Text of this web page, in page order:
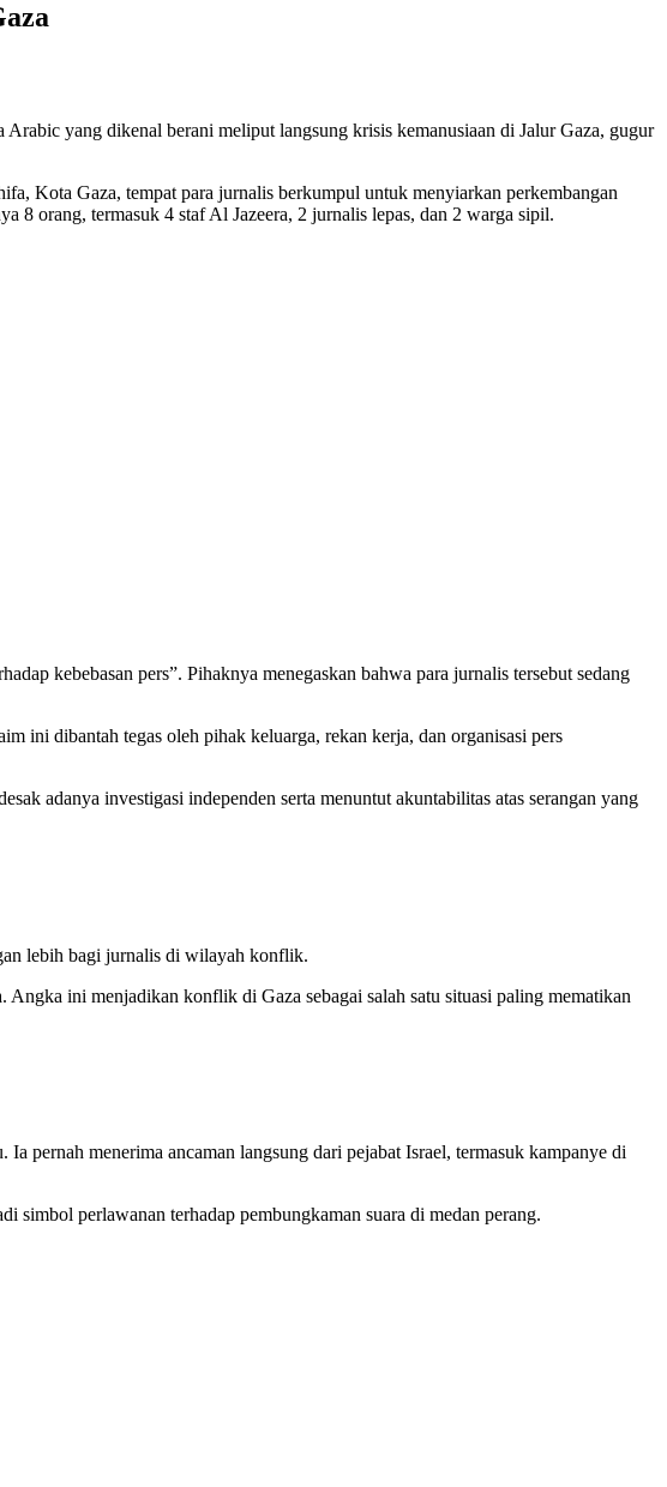
yang dikenal berani meliput langsung krisis kemanusiaan di Jalur Gaza, gugur
Kota Gaza, tempat para jurnalis berkumpul untuk menyiarkan perkembangan
8 orang, termasuk 4 staf Al Jazeera, 2 jurnalis lepas, dan 2 warga sipil.
kebebasan pers”. Pihaknya menegaskan bahwa para jurnalis tersebut sedang
ini dibantah tegas oleh pihak keluarga, rekan kerja, dan organisasi pers
adanya investigasi independen serta menuntut akuntabilitas atas serangan yang
lebih bagi jurnalis di wilayah konflik.
ini menjadikan konflik di Gaza sebagai salah satu situasi paling mematikan
pernah menerima ancaman langsung dari pejabat Israel, termasuk kampanye di
simbol perlawanan terhadap pembungkaman suara di medan perang.